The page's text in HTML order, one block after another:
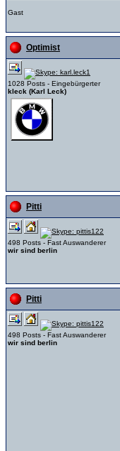
Gast
Optimist
1028 Posts - Eingebürgerter
kleck (Karl Leck)
Pitti
498 Posts - Fast Auswanderer
wir sind berlin
Pitti
498 Posts - Fast Auswanderer
wir sind berlin